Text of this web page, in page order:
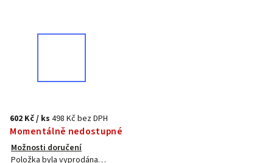
602 Kč/ ks 498 Kč bez DPH
Momentálně nedostupné
Možnosti doručení
Položka byla vyprodána…